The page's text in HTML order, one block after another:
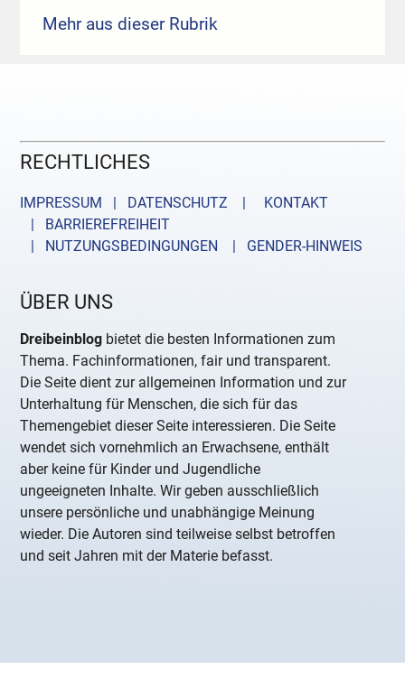
Mehr aus dieser Rubrik
RECHTLICHES
IMPRESSUM | DATENSCHUTZ |
KONTAKT
| BARRIEREFREIHEIT
| NUTZUNGSBEDINGUNGEN
| GENDER-HINWEIS
ÜBER UNS
Dreibeinblog bietet die besten Informationen zum
Thema. Fachinformationen, fair und transparent.
Die Seite dient zur allgemeinen Information und zur
Unterhaltung für Menschen, die sich für das
Themengebiet dieser Seite interessieren. Die Seite
wendet sich vornehmlich an Erwachsene, enthält
aber keine für Kinder und Jugendliche
ungeeigneten Inhalte. Wir geben ausschließlich
unsere persönliche und unabhängige Meinung
wieder. Die Autoren sind teilweise selbst betroffen
und seit Jahren mit der Materie befasst.